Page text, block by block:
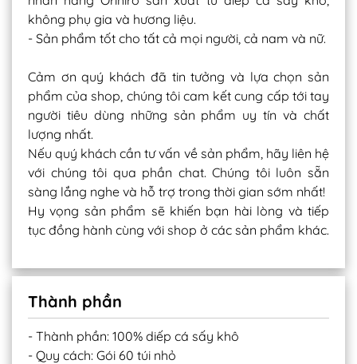
không phụ gia và hương liệu.
- Sản phẩm tốt cho tất cả mọi người, cả nam và nữ.
Cảm ơn quý khách đã tin tưởng và lựa chọn sản
phẩm của shop, chúng tôi cam kết cung cấp tới tay
người tiêu dùng những sản phẩm uy tín và chất
lượng nhất.
Nếu quý khách cần tư vấn về sản phẩm, hãy liên hệ
với chúng tôi qua phần chat. Chúng tôi luôn sẵn
sàng lắng nghe và hỗ trợ trong thời gian sớm nhất!
Hy vọng sản phẩm sẽ khiến bạn hài lòng và tiếp
tục đồng hành cùng với shop ở các sản phẩm khác.
Thành phần
- Thành phần: 100% diếp cá sấy khô
- Quy cách: Gói 60 túi nhỏ